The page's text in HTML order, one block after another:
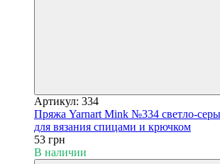
Артикул: 334
Пряжа Yarnart Mink №334 светло-
для вязания спицами и крючком
53 грн
В наличии